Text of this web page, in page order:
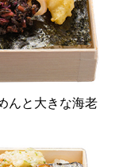
んと大きな海老